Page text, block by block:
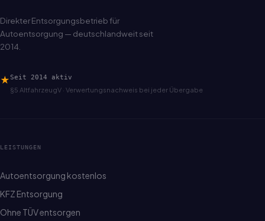
Direkter Entsorgungsbetrieb für
Autoentsorgung — deutschlandweit seit
2014.
★ Seit 2014 aktiv
§5 AltfahrzeugV · Verwertungsnachweis bei jeder Übergabe
LEISTUNGEN
Autoentsorgung kostenlos
KFZ Entsorgung
Ohne TÜV entsorgen